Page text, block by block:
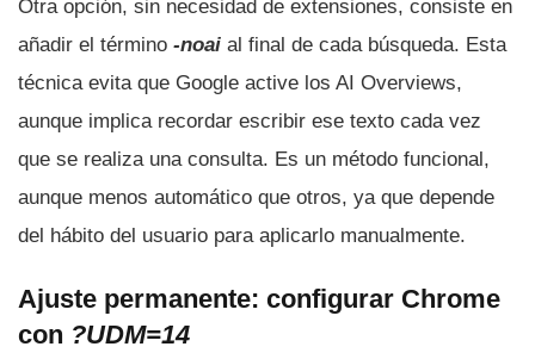
Otra opción, sin necesidad de extensiones, consiste en
añadir el término -noai al final de cada búsqueda. Esta
técnica evita que Google active los AI Overviews,
aunque implica recordar escribir ese texto cada vez
que se realiza una consulta. Es un método funcional,
aunque menos automático que otros, ya que depende
del hábito del usuario para aplicarlo manualmente.
Ajuste permanente: configurar Chrome
con ?UDM=14